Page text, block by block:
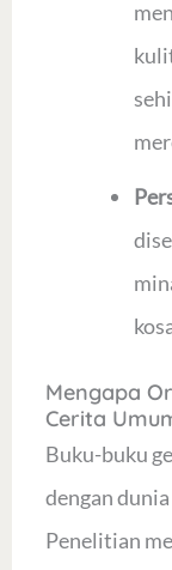
Mengapa
Cerita
Buku-buku
dengan
Penelitian